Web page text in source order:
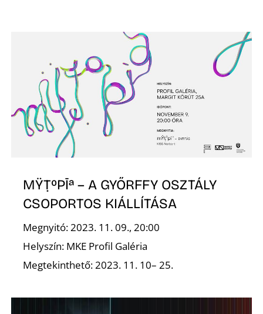
MŸṬ⁰PĪª – A GYŐRFFY OSZTÁLY
CSOPORTOS KIÁLLÍTÁSA
Megnyitó: 2023. 11. 09., 20:00
Helyszín: MKE Profil Galéria
Megtekinthető: 2023. 11. 10– 25.